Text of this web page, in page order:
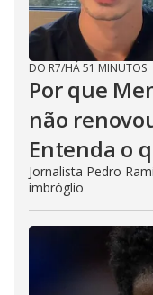
DO R7/HÁ 51 MINUTOS
Por que
não
Entenda o
Jornalista Pedro
imbróglio